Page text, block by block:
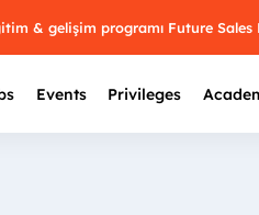
& gelişim programı Future
Events Privileges